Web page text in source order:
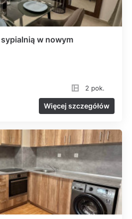
w nowym
2 pok.
Więcej szczegółów